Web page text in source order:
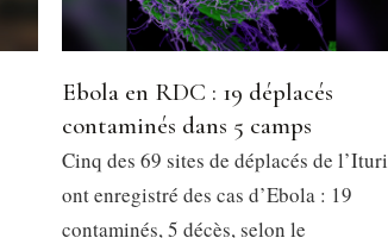
Ebola en RDC : 19 déplacés
contaminés dans 5 camps
Cinq des 69 sites de déplacés de l’Ituri
ont enregistré des cas d’Ebola : 19
contaminés, 5 décès, selon le